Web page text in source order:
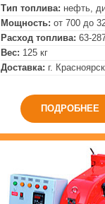
Тип топлива: нефть,
Мощность: от 700 до
Расход топлива: 63-
Вес: 125 кг
Доставка: г. Красноярск
ПОДРОБНЕЕ